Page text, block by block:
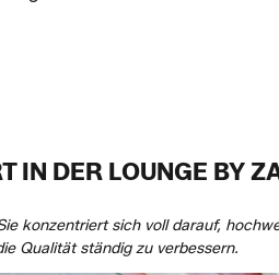
IN DER LOUNGE BY
konzentriert sich voll darauf,
Qualität ständig zu verbessern.